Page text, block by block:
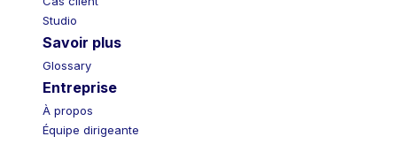
Cas client
Studio
Savoir plus
Glossary
Entreprise
À propos
Équipe dirigeante